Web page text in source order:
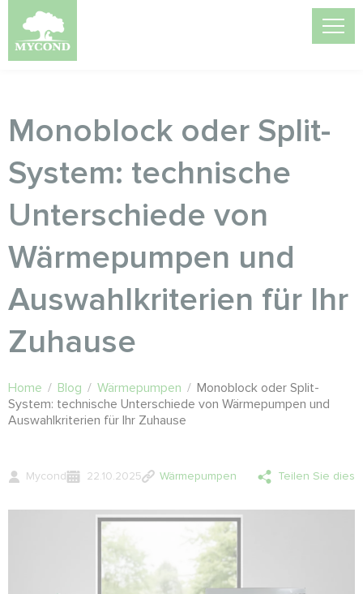
Monoblock oder Split-
System: technische
Unterschiede von
Wärmepumpen und
Auswahlkriterien für Ihr
Zuhause
Home / Blog / Wärmepumpen / Monoblock oder Split-
System: technische Unterschiede von Wärmepumpen und
Auswahlkriterien für Ihr Zuhause
Mycond 22.10.2025 Wärmepumpen Teilen Sie dies